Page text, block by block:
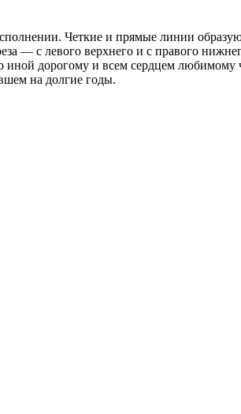
Четкие и прямые линии
— с левого верхнего и с правого
дорогому и всем сердцем
на долгие годы.